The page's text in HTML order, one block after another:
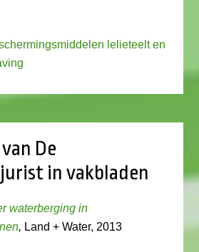
lelieteelt en
De
in vakbladen
waterberging in
, Land + Water, 2013